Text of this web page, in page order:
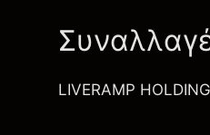
LIVERAMP